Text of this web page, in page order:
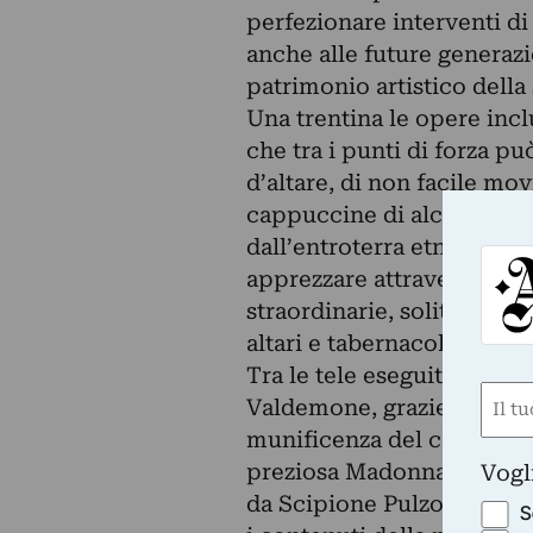
perfezionare interventi
anche alle future
patrimonio artistico della
Una trentina le opere
che tra i punti di forza
d’altare, di non facile
cappuccine di alcuni
dall’entroterra etneo.
apprezzare attraverso
straordinarie,
altari e tabernacoli lignei
Tra le tele eseguite da
Valdemone, grazie alla
munificenza del ceto
preziosa Madonna degli
da Scipione Pulzone nel
Nome